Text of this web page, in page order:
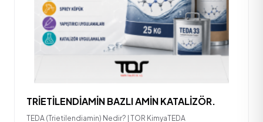
TRİETİLENDİAMİN BAZLI AMİN KATALİZÖR.
TEDA (Trietilendiamin) Nedir? | TOR KimyaTEDA